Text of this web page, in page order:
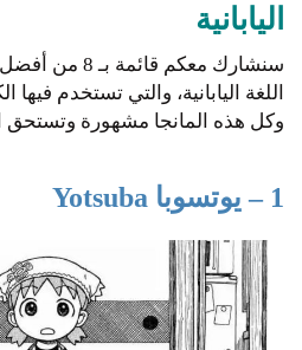
اليابانية
سنشارك معكم
اللغة اليابانية، والتي تستخدم فيها
وكل هذه المانجا مشهورة وتستحق
1 – يوتسوبا Yotsuba